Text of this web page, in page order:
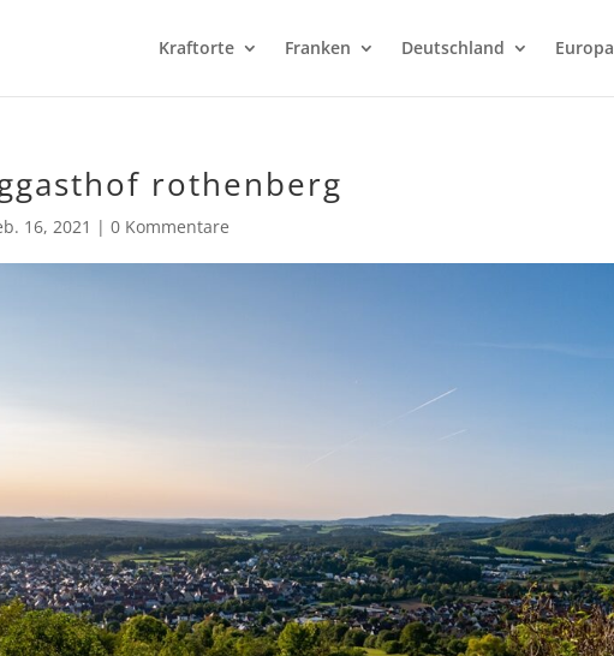
Kraftorte Franken Deutschland Europa
rothenberg
16, 2021 | 0 Kommentare